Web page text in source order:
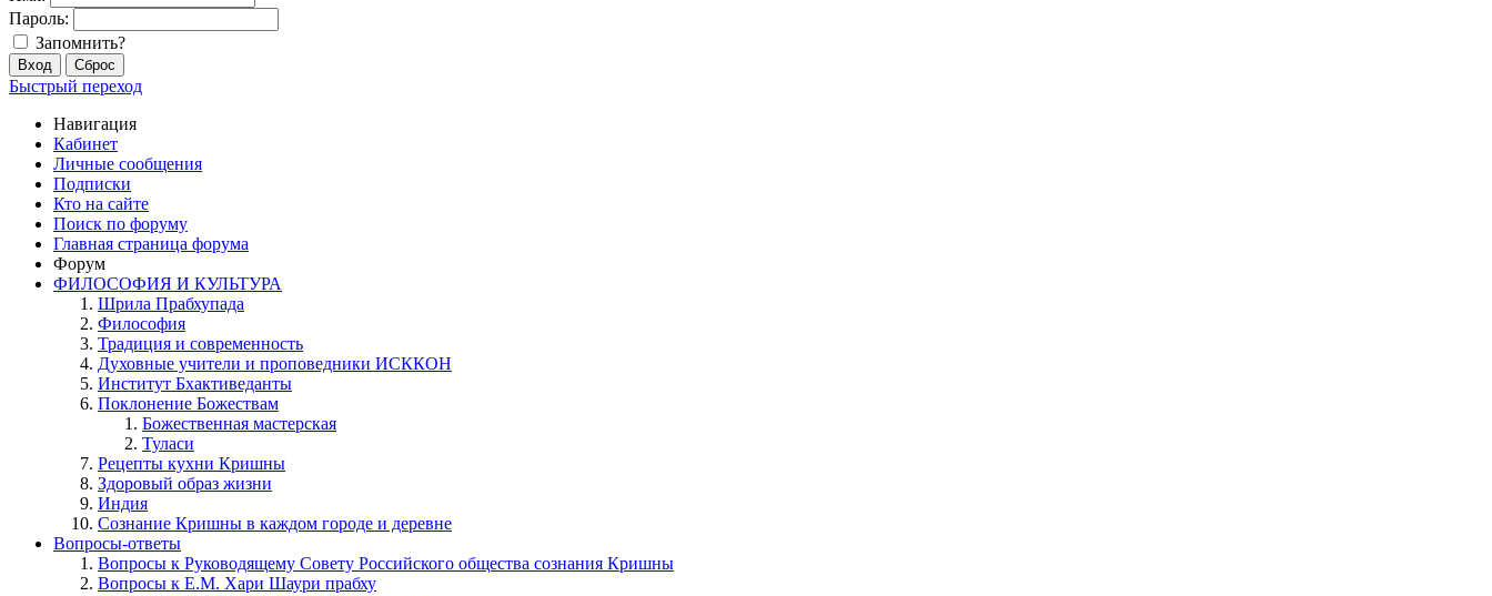
Пароль:
Запомнить?
Быстрый переход
Навигация
Кабинет
Личные сообщения
Подписки
Кто на сайте
Поиск по форуму
Главная страница форума
Форум
ФИЛОСОФИЯ И КУЛЬТУРА
Шрила Прабхупада
Философия
Традиция и современность
Духовные учители и проповедники ИСККОН
Институт Бхактиведанты
Поклонение Божествам
Божественная мастерская
Туласи
Рецепты кухни Кришны
Здоровый образ жизни
Индия
Сознание Кришны в каждом городе и деревне
Вопросы-ответы
Вопросы к Руководящему Совету Российского общества сознания Кришны
Вопросы к Е.М. Хари Шаури прабху